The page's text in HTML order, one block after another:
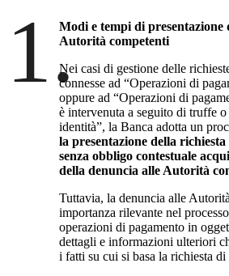
1.Modi e tempi di presentazione
Autorità competenti
Nei casi di gestione delle
connesse ad “Operazioni di
oppure ad “Operazioni di
è intervenuta a seguito di truffe
identità”, la Banca adotta un
la presentazione della
senza obbligo contestuale
della denuncia alle Autorità
Tuttavia, la denuncia alle
importanza rilevante nel
operazioni di pagamento in
dettagli e informazioni ulteriori
i fatti su cui si basa la richiesta